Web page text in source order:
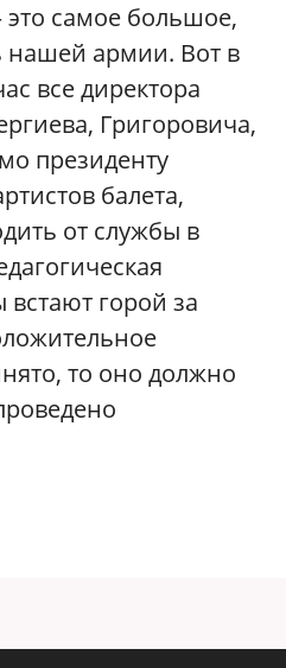
это самое большое,
армии. Вот в
все директора
Григоровича,
президенту
балета,
от службы в
встают горой за
то оно должно